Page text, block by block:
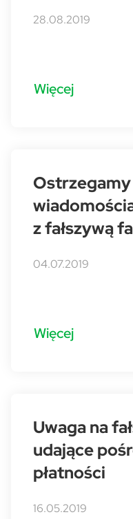
28.08.2019
Więcej
z fałszywą
04.07.2019
Więcej
Uwaga na
udające
płatności
16.05.2019